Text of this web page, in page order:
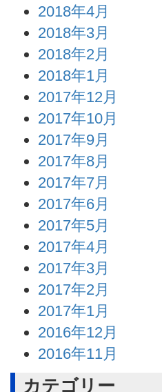
2018年4月
2018年3月
2018年2月
2018年1月
2017年12月
2017年10月
2017年9月
2017年8月
2017年7月
2017年6月
2017年5月
2017年4月
2017年3月
2017年2月
2017年1月
2016年12月
2016年11月
カテゴリー